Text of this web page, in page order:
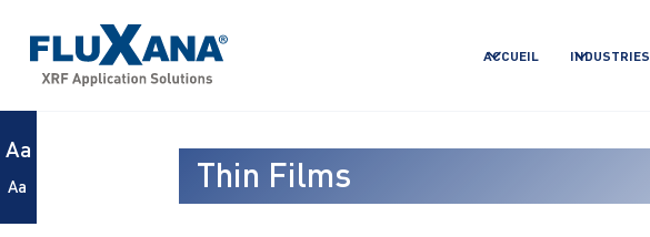
ACCUEIL INDUSTRIES
Aa
Aa Thin Films